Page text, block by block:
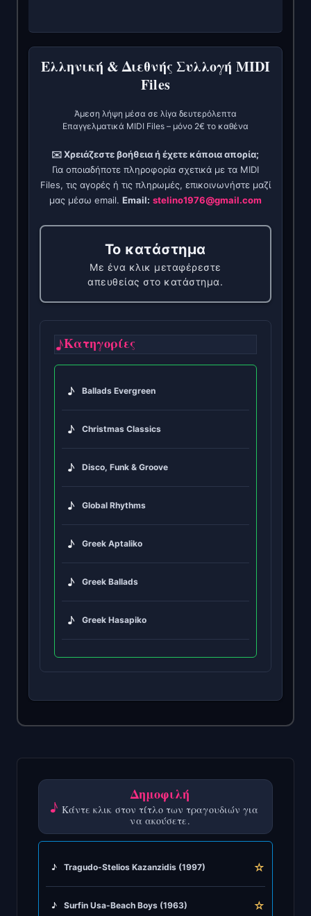
♪
Δημοφιλή
Κάντε κλικ στον τίτλο των τραγουδιών για
να ακούσετε.
♪ Tragudo-Stelios Kazanzidis (1997) ☆
♪ Surfin Usa-Beach Boys (1963) ☆
Ελληνική & Διεθνής Συλλογή MIDI
Files
Άμεση λήψη μέσα σε λίγα δευτερόλεπτα
Επαγγελματικά MIDI Files – μόνο 2€ το καθένα
✉️ Χρειάζεστε βοήθεια ή έχετε κάποια απορία;
Για οποιαδήποτε πληροφορία σχετικά με τα MIDI
Files, τις αγορές ή τις πληρωμές, επικοινωνήστε μαζί
μας μέσω email. Email: stelino1976@gmail.com
Το κατάστημα
Με ένα κλικ μεταφέρεστε
απευθείας στο κατάστημα.
♪Κατηγορίες
♪ Ballads Evergreen
♪ Christmas Classics
♪ Disco, Funk & Groove
♪ Global Rhythms
♪ Greek Aptaliko
♪ Greek Ballads
♪ Greek Hasapiko
♪ Greek Hasaposerviko
♪
♪ Greek Oriental
♪ Greek Rock